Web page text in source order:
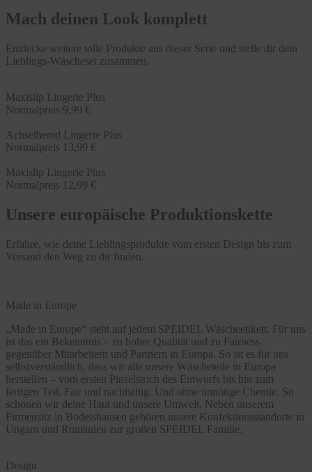
Mach deinen Look komplett
Entdecke weitere tolle Produkte aus dieser Serie und stelle dir dein
Lieblings-Wäscheset zusammen.
Maxislip Lingerie Plus
Normalpreis 9,99 €
Achselhemd Lingerie Plus
Normalpreis 13,99 €
Maxislip Lingerie Plus
Normalpreis 12,99 €
Unsere europäische Produktionskette
Erfahre, wie deine Lieblingsprodukte vom ersten Design bis zum
Versand den Weg zu dir finden.
Made in Europe
„Made in Europe“ steht auf jedem SPEIDEL Wäscheetikett. Für uns
ist das ein Bekenntnis – zu hoher Qualität und zu Fairness
gegenüber Mitarbeitern und Partnern in Europa. So ist es für uns
selbstverständlich, dass wir alle unsere Wäscheteile in Europa
herstellen – vom ersten Pinselstrich des Entwurfs bis hin zum
fertigen Teil. Fair und nachhaltig. Und ohne unnötige Chemie. So
schonen wir deine Haut und unsere Umwelt. Neben unserem
Firmensitz in Bodelshausen gehören unsere Konfektionsstandorte in
Ungarn und Rumänien zur großen SPEIDEL Familie.
Design